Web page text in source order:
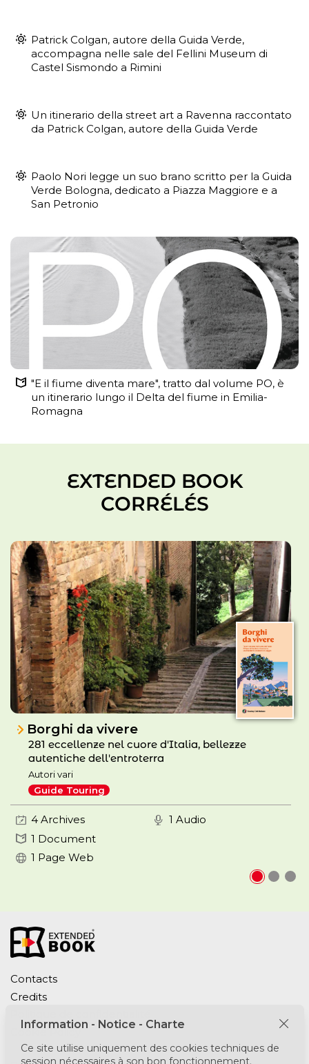
Patrick Colgan, autore della Guida Verde,
accompagna nelle sale del Fellini Museum di
Castel Sismondo a Rimini
Un itinerario della street art a Ravenna raccontato
da Patrick Colgan, autore della Guida Verde
Paolo Nori legge un suo brano scritto per la Guida
Verde Bologna, dedicato a Piazza Maggiore e a
San Petronio
"E il fiume diventa mare", tratto dal volume PO, è
un itinerario lungo il Delta del fiume in Emilia-
Romagna
EXTENDED BOOK
CORRÉLÉS
Borghi da vivere
281 eccellenze nel cuore d'Italia, bellezze
autentiche dell'entroterra
Autori vari
Guide Touring
4 Archives
1 Document
1 Page Web
1 Audio
Contacts
Credits
Cookie Policy
Information - Notice - Charte
Ce site utilise uniquement des cookies techniques de
session nécessaires à son bon fonctionnement.